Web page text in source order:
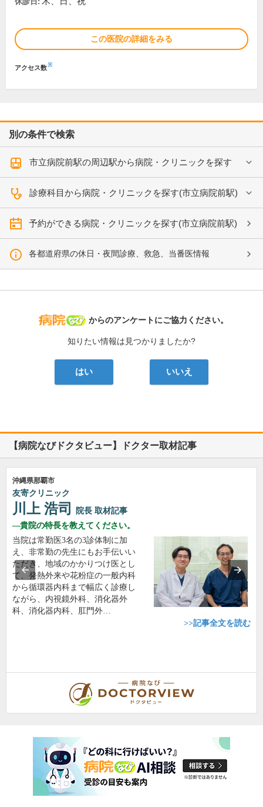
この医院の詳細をみる
アクセス数※
別の条件で検索
市立病院前駅の周辺駅から病院・クリニックを探す
診療科目から病院・クリニックを探す(市立病院前駅)
予約ができる病院・クリニックを探す(市立病院前駅)
各都道府県の休日・夜間診療、救急、当番医情報
病院なび
からのアンケートにご協力ください。
知りたい情報は見つかりましたか?
はい いいえ
【病院なびドクタビュー】ドクター取材記事
沖縄県那覇市
友寄クリニック
川上 浩司 院長 取材記事
貴院の特長を教えてください。
当院は常勤医3名の3診体制に加
え、非常勤の先生にもお手伝いい
ただき、地域のかかりつけ医とし
て、発熱外来や花粉症の一般内科
から循環器内科まで幅広く診療し
ながら、内視鏡外科、消化器外
科、消化器内科、肛門外…
>>記事全文を読む